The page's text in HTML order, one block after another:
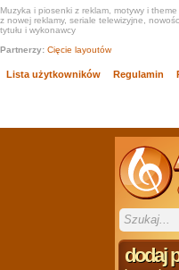
Muzyka i piosenki z reklam, motywy i
z nowej reklamy, seriale telewizyjne,
tytułu i wykonawcy
Partnerzy: Cięcie layoutów
Lista użytkowników Regulamin
dodaj